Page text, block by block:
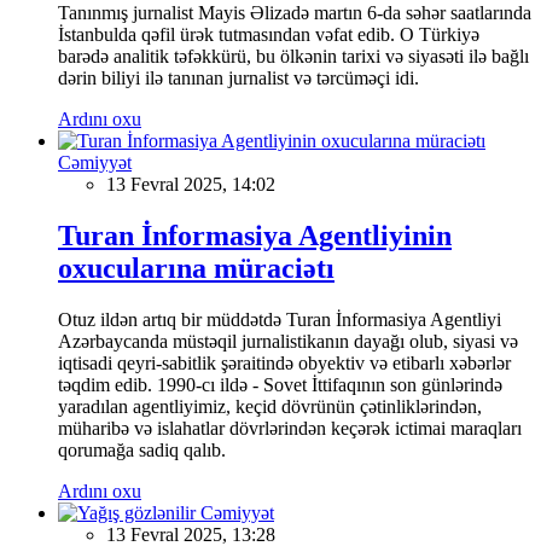
Tanınmış jurnalist Mayis Əlizadə martın 6-da səhər saatlarında
İstanbulda qəfil ürək tutmasından vəfat edib. O Türkiyə
barədə analitik təfəkkürü, bu ölkənin tarixi və siyasəti ilə bağlı
dərin biliyi ilə tanınan jurnalist və tərcüməçi idi.
Ardını oxu
Cəmiyyət
13 Fevral 2025, 14:02
Turan İnformasiya Agentliyinin
oxucularına müraciətı
Otuz ildən artıq bir müddətdə Turan İnformasiya Agentliyi
Azərbaycanda müstəqil jurnalistikanın dayağı olub, siyasi və
iqtisadi qeyri-sabitlik şəraitində obyektiv və etibarlı xəbərlər
təqdim edib. 1990-cı ildə - Sovet İttifaqının son günlərində
yaradılan agentliyimiz, keçid dövrünün çətinliklərindən,
müharibə və islahatlar dövrlərindən keçərək ictimai maraqları
qorumağa sadiq qalıb.
Ardını oxu
Cəmiyyət
13 Fevral 2025, 13:28